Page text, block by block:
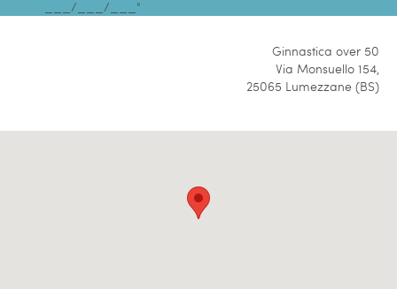
___/___/___"
Ginnastica over 50
Via Monsuello 154,
25065 Lumezzane (BS)